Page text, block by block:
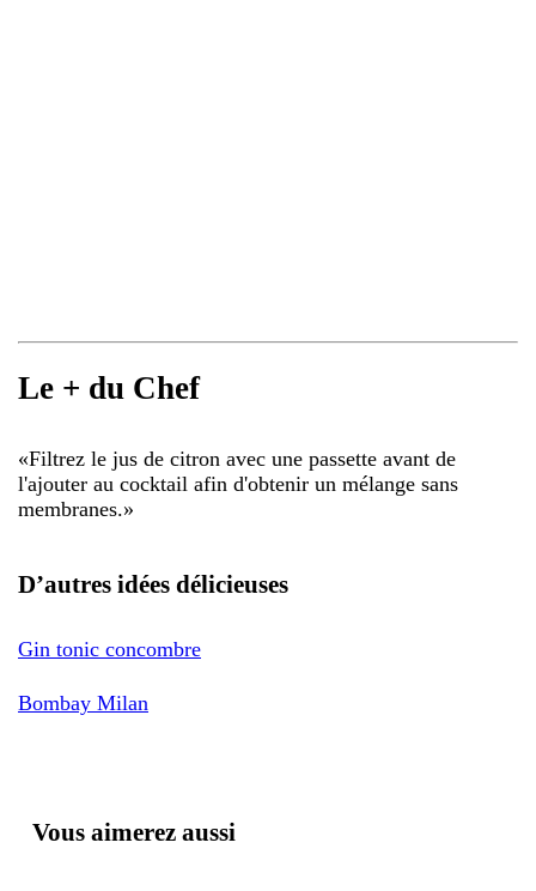
Le + du Chef
«Filtrez le jus de citron avec une passette avant de
l'ajouter au cocktail afin d'obtenir un mélange sans
membranes.»
D’autres idées délicieuses
Gin tonic concombre
Bombay Milan
Vous aimerez aussi